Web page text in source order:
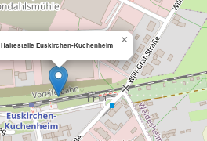
Haltestelle Euskirchen-Kuchenheim ×